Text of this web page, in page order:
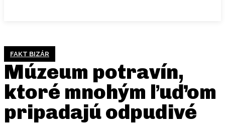
FAKT BIZÁR
Múzeum potravín,
ktoré mnohým ľuďom
pripadajú odpudivé